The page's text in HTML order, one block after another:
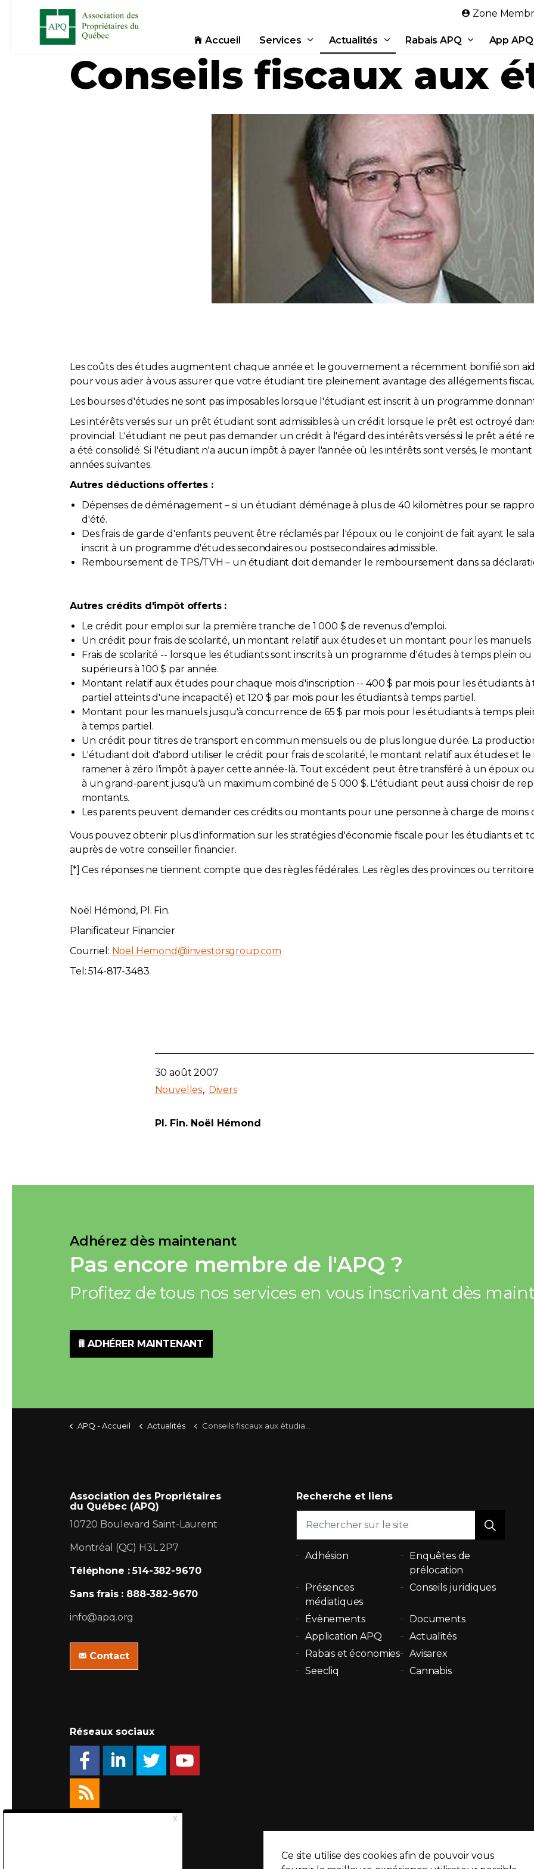
Accueil Services Actualités Rabais APQ App APQ
Zone
Conseils fiscaux aux
Les coûts des études augmentent chaque année et le gouvernement a récemment bonifié son
pour vous aider à vous assurer que votre étudiant tire pleinement avantage des allégements
Les bourses d'études ne sont pas imposables lorsque l'étudiant est inscrit à un programme
Les intérêts versés sur un prêt étudiant sont admissibles à un crédit lorsque le prêt est octroyé
provincial. L'étudiant ne peut pas demander un crédit à l'égard des intérêts versés si le prêt a été
a été consolidé. Si l'étudiant n'a aucun impôt à payer l'année où les intérêts sont versés, le
années suivantes.
Autres déductions offertes :
Dépenses de déménagement – si un étudiant déménage à plus de 40 kilomètres pour se
d'été.
Des frais de garde d'enfants peuvent être réclamés par l'époux ou le conjoint de fait ayant le
inscrit à un programme d'études secondaires ou postsecondaires admissible.
Remboursement de TPS/TVH – un étudiant doit demander le remboursement dans sa
Autres crédits d'impôt offerts :
Le crédit pour emploi sur la première tranche de 1 000 $ de revenus d'emploi.
Un crédit pour frais de scolarité, un montant relatif aux études et un montant pour les manuels :
Frais de scolarité -- lorsque les étudiants sont inscrits à un programme d'études à temps plein
supérieurs à 100 $ par année.
Montant relatif aux études pour chaque mois d'inscription -- 400 $ par mois pour les étudiants
partiel atteints d'une incapacité) et 120 $ par mois pour les étudiants à temps partiel.
Montant pour les manuels jusqu'à concurrence de 65 $ par mois pour les étudiants à temps
à temps partiel.
Un crédit pour titres de transport en commun mensuels ou de plus longue durée. La
L'étudiant doit d'abord utiliser le crédit pour frais de scolarité, le montant relatif aux études et
ramener à zéro l'impôt à payer cette année-là. Tout excédent peut être transféré à un époux
à un grand-parent jusqu'à un maximum combiné de 5 000 $. L'étudiant peut aussi choisir de
montants.
Les parents peuvent demander ces crédits ou montants pour une personne à charge de moins
Vous pouvez obtenir plus d'information sur les stratégies d'économie fiscale pour les étudiants et
auprès de votre conseiller financier.
[*] Ces réponses ne tiennent compte que des règles fédérales. Les règles des provinces ou
Noël Hémond, Pl. Fin.
Planificateur Financier
Courriel: Noel.Hemond@investorsgroup.com
Tel: 514-817-3483
30 août 2007
Nouvelles
Divers
Pl. Fin. Noël Hémond
Adhérez dès maintenant
Pas encore membre de l'APQ ?
Profitez de tous nos services en vous inscrivant dès
ADHÉRER MAINTENANT
APQ - Accueil Actualités Conseils fiscaux aux étudiants
Association des Propriétaires
du Québec (APQ)
10720 Boulevard Saint-Laurent
Montréal (QC) H3L 2P7
Téléphone : 514-382-9670
Sans frais : 888-382-9670
info@apq.org
Contact
Recherche et liens
Adhésion
Enquêtes de
prélocation
Présences
médiatiques
Conseils juridiques
Évènements
Documents
Application APQ
Actualités
Rabais et économies
Avisarex
Seecliq
Cannabis
Réseaux sociaux
Ce site utilise des cookies afin de pouvoir vous